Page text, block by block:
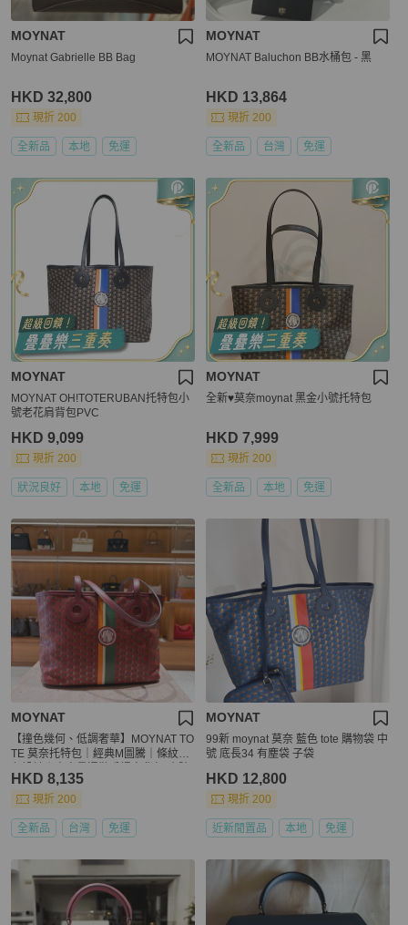
MOYNAT
Moynat Gabrielle BB Bag
HKD 32,800
現折 200
全新品 本地 免運
MOYNAT
MOYNAT Baluchon BB水桶包 - 黑
HKD 13,864
現折 200
全新品 台灣 免運
MOYNAT
MOYNAT OH!TOTERUBAN托特包小
號老花肩背包PVC
HKD 9,099
現折 200
狀況良好 本地 免運
MOYNAT
全新♥️莫奈moynat 黑金小號托特包
HKD 7,999
現折 200
全新品 本地 免運
MOYNAT
【撞色幾何、低調奢華】MOYNAT TO
TE 莫奈托特包｜經典M圖騰｜條紋撞
HKD 8,135
現折 200
全新品 台灣 免運
MOYNAT
99新 moynat 莫奈 藍色 tote 購物袋 中
號 底長34 有塵袋 子袋
HKD 12,800
現折 200
近新閒置品 本地 免運